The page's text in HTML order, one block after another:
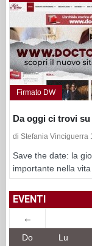
Firmato DW
Da oggi ci trovi
di Stefania Vinciguerra
Save the date: la
importante nella vita
EVENTI
←
Do Lu